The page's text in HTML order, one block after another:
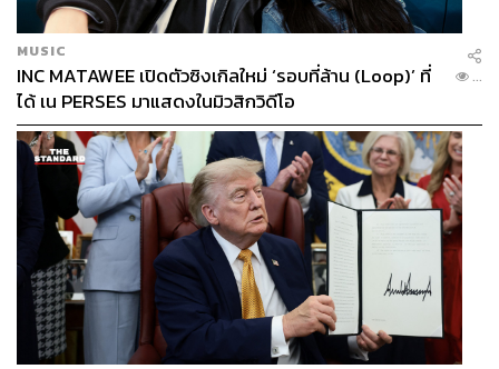
MUSIC
INC MATAWEE เปิดตัวซิงเกิลใหม่ ‘รอบที่ล้าน (Loop)’ ที่
ได้ เน PERSES มาแสดงในมิวสิกวิดีโอ
...